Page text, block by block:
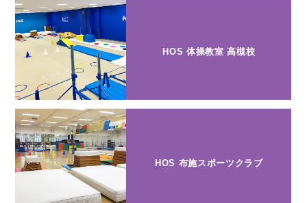
HOS 体操教室 高槻校
HOS 布施スポーツクラブ